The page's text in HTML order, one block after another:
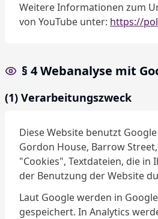
Weitere Informationen zum
von YouTube unter: https://
§ 4 Webanalyse mit
(1) Verarbeitungszweck
Diese Website benutzt
Gordon House, Barrow
"Cookies", Textdateien, die in
der Benutzung der Website
Laut Google werden in
gespeichert. In Analytics